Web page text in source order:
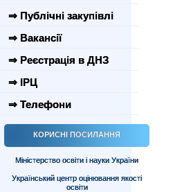
⇒ Публічні закупівлі
⇒ Вакансії
⇒ Реєстрація в ДНЗ
⇒ ІРЦ
⇒ Телефони
КОРИСНІ ПОСИЛАННЯ
Міністерство освіти і науки України
Український центр оцінювання якості
освіти